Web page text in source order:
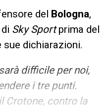
del Bologna,
Sky Sportprima del
sue dichiarazioni.
difficile per noi,
i tre punti.
Crotone, contro la